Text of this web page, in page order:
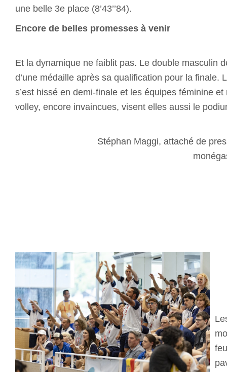
une belle 3e place (8’43’’84).
Encore de belles promesses à venir
Et la dynamique ne faiblit pas. Le double masculin
d’une médaille après sa qualification pour la finale.
s’est hissé en demi-finale et les équipes féminine
volley, encore invaincues, visent
Stéphan Maggi, attaché de